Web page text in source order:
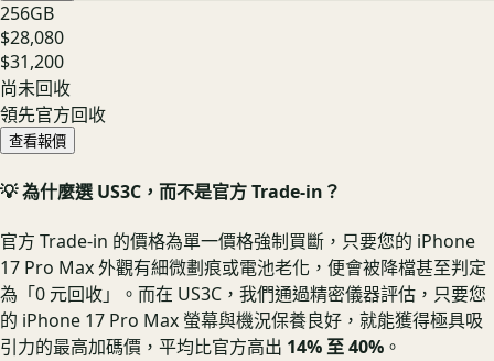
256GB
$28,080
$31,200
尚未回收
領先官方回收
查看報價
💡 為什麼選 US3C，而不是官方 Trade-in？
官方 Trade-in 的價格為單一價格強制買斷，只要您的 iPhone
17 Pro Max 外觀有細微劃痕或電池老化，便會被降檔甚至判定
為「0 元回收」。而在 US3C，我們通過精密儀器評估，只要您
的 iPhone 17 Pro Max 螢幕與機況保養良好，就能獲得極具吸
引力的最高加碼價，平均比官方高出 14% 至 40% 。